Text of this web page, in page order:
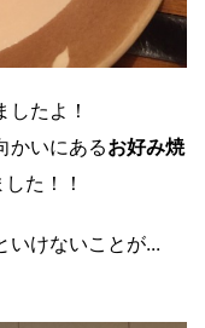
たよ！
かいにあるお好み焼
た！！
いけないことが...